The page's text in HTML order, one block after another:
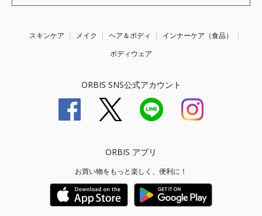
スキンケア メイク ヘア＆ボディ
インナーケア（食品）
ボディウェア
ORBIS SNS公式アカウント
ORBIS アプリ
お買い物をもっと楽しく、便利に！